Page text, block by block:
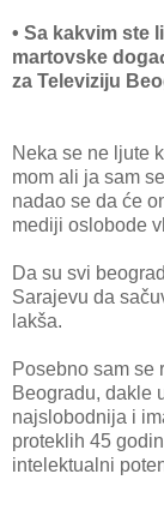
• Sa kakvim ste
martovske
za Televiziju
Neka se ne ljute
mom ali ja sam
nadao se da će
mediji oslobode
Da su svi
Sarajevu da
lakša.
Posebno sam se
Beogradu, dakle
najslobodnija i
proteklih 45
intelektualni